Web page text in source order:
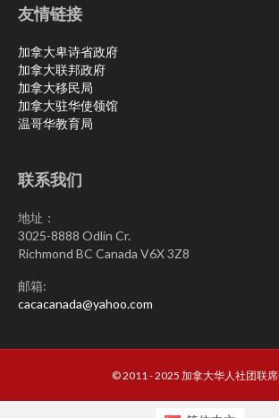
友情链接
加拿大卑诗省政府
加拿大联邦政府
加拿大移民局
加拿大驻华使领馆
温哥华教育局
联系我们
地址：
3025-8888 Odlin Cr.
Richmond BC Canada V6X 3Z8
邮箱:
cacacanada@yahoo.com
© 2011 - 2025 加拿大华人社团联